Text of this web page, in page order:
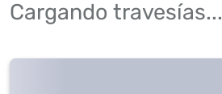
Cargando travesías...